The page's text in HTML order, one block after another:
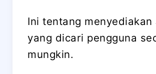
Ini tentang menyediakan
yang dicari pengguna
mungkin.